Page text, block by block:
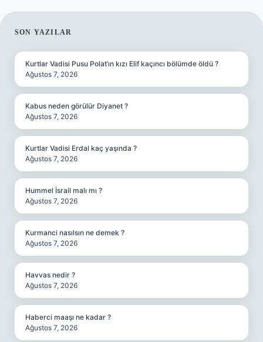
SIDEBAR
SON YAZILAR
Kurtlar Vadisi Pusu Polat’ın kızı Elif kaçıncı bölümde öldü ?
Ağustos 7, 2026
Kabus neden görülür Diyanet ?
Ağustos 7, 2026
Kurtlar Vadisi Erdal kaç yaşında ?
Ağustos 7, 2026
Hummel İsrail malı mı ?
Ağustos 7, 2026
Kurmanci nasılsın ne demek ?
Ağustos 7, 2026
Havvas nedir ?
Ağustos 7, 2026
Haberci maaşı ne kadar ?
Ağustos 7, 2026